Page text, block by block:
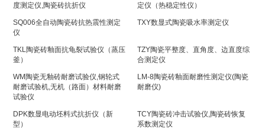
度测定仪,陶瓷砖抗折仪
定仪（热稳定性仪）
SQ006全自动陶瓷砖抗热震性测定
仪
TXY数显式陶瓷吸水率测定仪
TKL陶瓷砖釉面抗龟裂试验仪（蒸压
釜）
TZY陶瓷平整度、直角度、边直度综
合测定仪
WM陶瓷无釉砖耐磨试验仪,钢轮式
耐磨试验机,无机（路面）材料耐磨
试验仪
LM-8陶瓷砖釉面耐磨性测定仪(陶瓷
耐磨仪)
DPK数显电动坯料式抗折仪（新
型）
TCY陶瓷砖冲击试验仪,陶瓷砖恢复
系数测定仪